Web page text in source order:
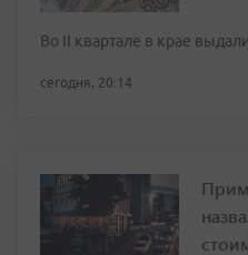
Во II квартале в крае
сегодня, 20:14